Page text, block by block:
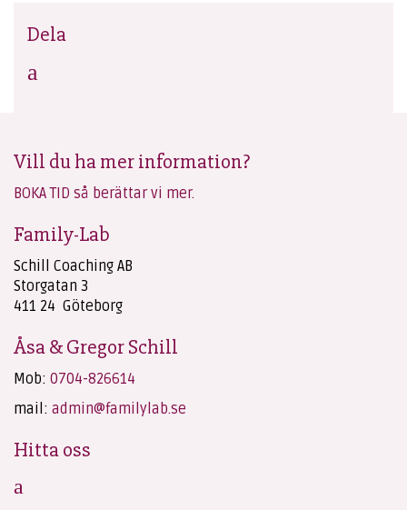
Dela
Vill du ha mer information?
BOKA TID så berättar vi mer.
Family-Lab
Schill Coaching AB
Storgatan 3
411 24 Göteborg
Åsa & Gregor Schill
Mob: 0704-826614
mail: admin@familylab.se
Hitta oss